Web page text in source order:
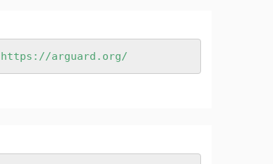
https://arguard.org/